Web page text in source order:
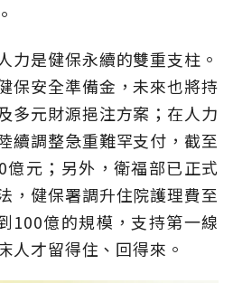
力是健保永續的雙重支柱。
保安全準備金，未來也將持
多元財源挹注方案；在人力
續調整急重難罕支付，截至
元；另外，衛福部已正式
，健保署調升住院護理費至
100億的規模，支持第一線
人才留得住、回得來。